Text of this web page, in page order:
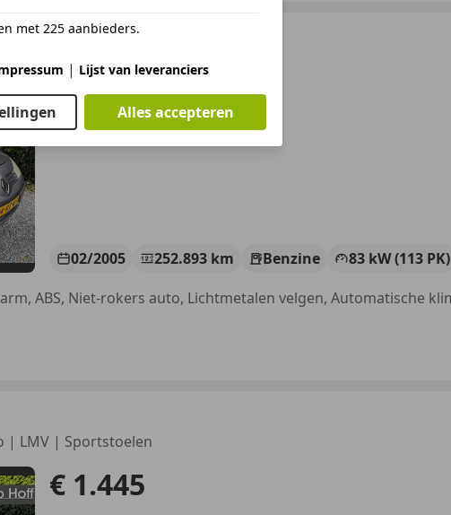
Luxe | Autom. Airco |
€ 745
02/2005 252.893 km Benzine
83 kW (113 PK)
| LMV | Sportstoelen
€ 1.445
met 225 aanbieders.
| Lijst van leveranciers
Alles accepteren